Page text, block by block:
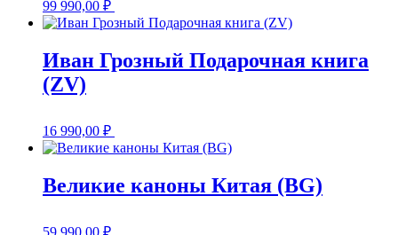
99 990,00 ₽
Иван Грозный Подарочная книга
(ZV)
16 990,00 ₽
Великие каноны Китая (BG)
59 990,00 ₽